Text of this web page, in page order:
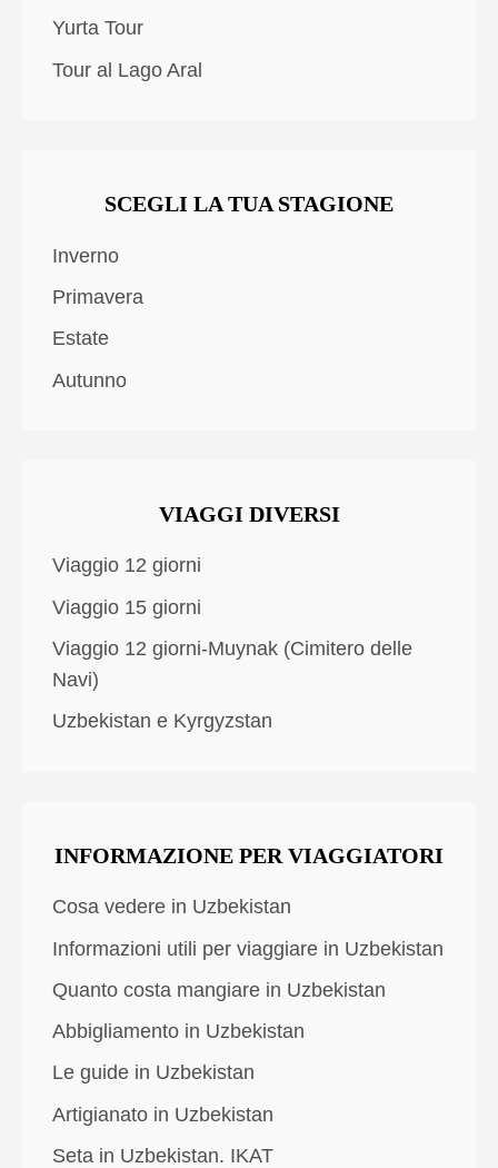
Yurta Tour
Tour al Lago Aral
SCEGLI LA TUA STAGIONE
Inverno
Primavera
Estate
Autunno
VIAGGI DIVERSI
Viaggio 12 giorni
Viaggio 15 giorni
Viaggio 12 giorni-Muynak (Cimitero delle
Navi)
Uzbekistan e Kyrgyzstan
INFORMAZIONE PER VIAGGIATORI
Cosa vedere in Uzbekistan
Informazioni utili per viaggiare in Uzbekistan
Quanto costa mangiare in Uzbekistan
Abbigliamento in Uzbekistan
Le guide in Uzbekistan
Artigianato in Uzbekistan
Seta in Uzbekistan. IKAT